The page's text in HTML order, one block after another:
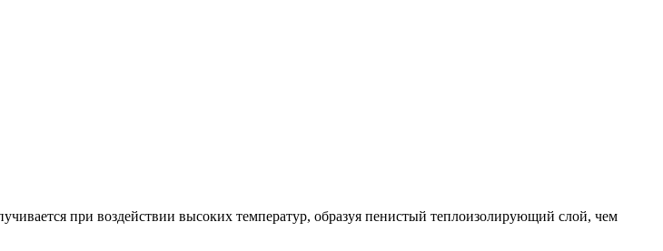
при воздействии высоких температур, образуя пенистый теплоизолирующий слой, чем